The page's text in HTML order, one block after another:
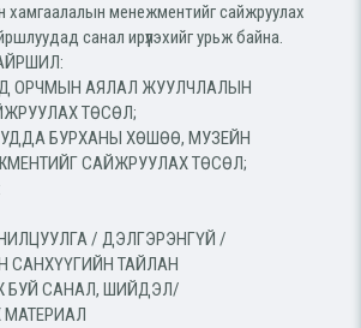
хамгаалалын менежментийг сайжруулах
санал ирүүлэхийгурьж байна.
ОРЧМЫН АЯЛАЛ ЖУУЛЧЛАЛЫН
ТӨСӨЛ;
БУРХАНЫ ХӨШӨӨ, МУЗЕЙН
САЙЖРУУЛАХ ТӨСӨЛ;
/ ДЭЛГЭРЭНГҮЙ /
САНХҮҮГИЙН ТАЙЛАН
БУЙ САНАЛ, ШИЙДЭЛ/